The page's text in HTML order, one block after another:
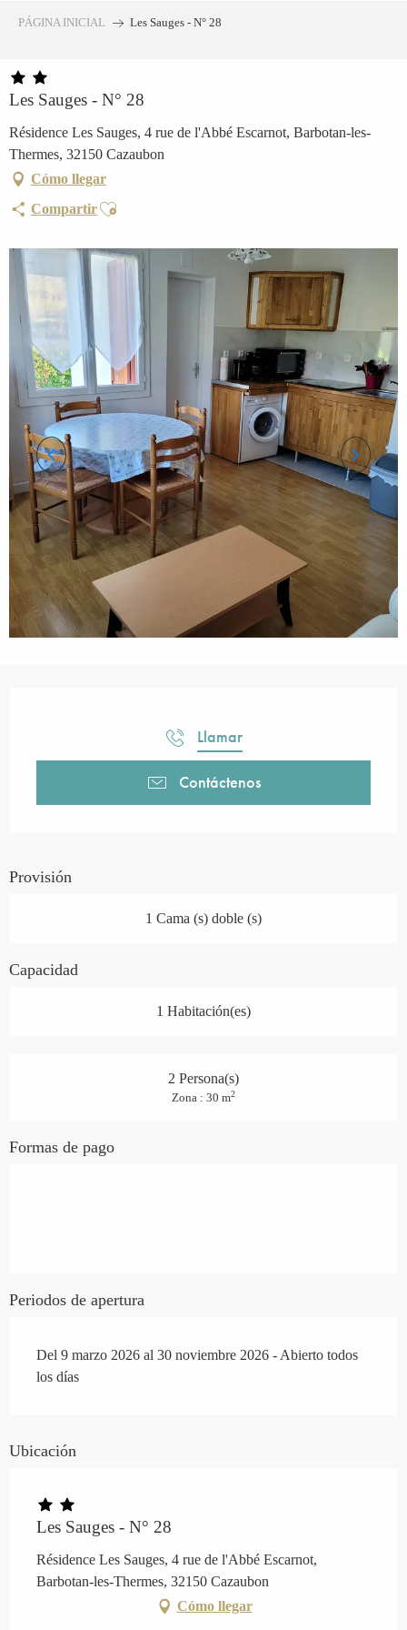
principal
PÁGINA INICIAL Les Sauges - N° 28
Les Sauges - N° 28
Résidence Les Sauges, 4 rue de l'Abbé Escarnot, Barbotan-les-
Thermes, 32150 Cazaubon
Cómo llegar
CompartirAjouter aux favoris
Llamar
Contáctenos
Provisión
1 Cama (s) doble (s)
Capacidad
1 Habitación(es)
2 Persona(s)
Zona : 30 m2
Formas de pago
Periodos de apertura
Del 9 marzo 2026 al 30 noviembre 2026 - Abierto todos
los días
Ubicación
Les Sauges - N° 28
Résidence Les Sauges, 4 rue de l'Abbé Escarnot,
Barbotan-les-Thermes, 32150 Cazaubon
Cómo llegar